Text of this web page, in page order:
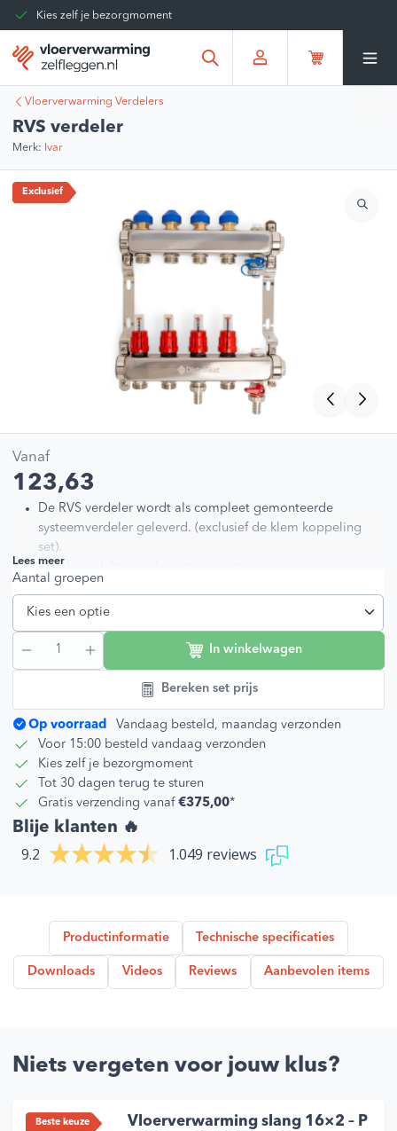
Kies zelf je bezorgmoment
Tot 30 dagen terug te sturen
Gratis verzending vanaf
€375,00*
Vloerverwarming Verdelers
RVS verdeler
Merk: Ivar
Exclusief
Vanaf
123,63
De RVS verdeler wordt als compleet gemonteerde
systeemverdeler geleverd. (exclusief de klem koppeling
set).
Enkel geschikt voor lage temperatuur systemen.
Enkel geschikt om mee te verwarmen.
Leverbaar van 2 t/m 12 groepen.
boven of onder.
Per groep voorzien van instelbare en afleesbare
flowmeters. Deze zijn instelbaar van 1 tot 5 ltr/min.
Lees meer
Aantal groepen
In winkelwagen
Bereken set prijs
Op voorraad
Vandaag besteld, maandag verzonden
Voor 15:00 besteld vandaag verzonden
Kies zelf je bezorgmoment
Tot 30 dagen terug te sturen
Gratis verzending vanaf €375,00*
Blije klanten 🔥
9.2 1.049 reviews
Productinformatie Technische specificaties
Downloads Videos Reviews Aanbevolen items
Niets vergeten voor jouw klus?
Beste keuze
Vloerverwarming slang 16×2 – P